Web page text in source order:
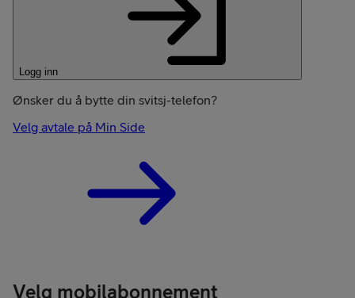
Logg inn
Ønsker du å bytte din svitsj-telefon?
Velg avtale på Min Side
Velg mobilabonnement